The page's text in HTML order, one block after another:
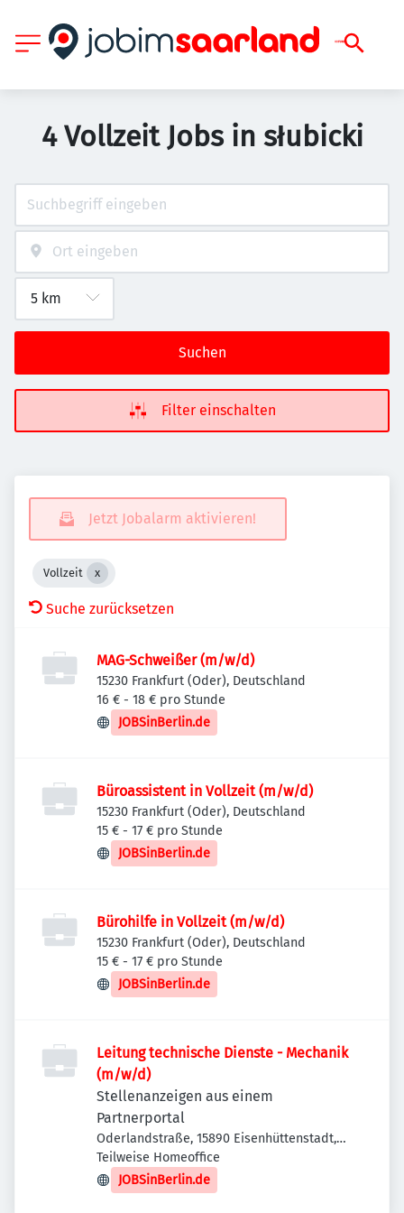
4 Vollzeit Jobs in słubicki
Suchen
Filter einschalten
Jetzt Jobalarm aktivieren!
Vollzeit
Suche zurücksetzen
MAG-Schweißer (m/w/d)
15230 Frankfurt (Oder), Deutschland
16 € - 18 € pro Stunde
JOBSinBerlin.de
Büroassistent in Vollzeit (m/w/d)
15230 Frankfurt (Oder), Deutschland
15 € - 17 € pro Stunde
JOBSinBerlin.de
Bürohilfe in Vollzeit (m/w/d)
15230 Frankfurt (Oder), Deutschland
15 € - 17 € pro Stunde
JOBSinBerlin.de
Leitung technische Dienste - Mechanik
(m/w/d)
Stellenanzeigen aus einem
Partnerportal
Oderlandstraße, 15890 Eisenhüttenstadt,
Deutschland
Teilweise Homeoffice
JOBSinBerlin.de